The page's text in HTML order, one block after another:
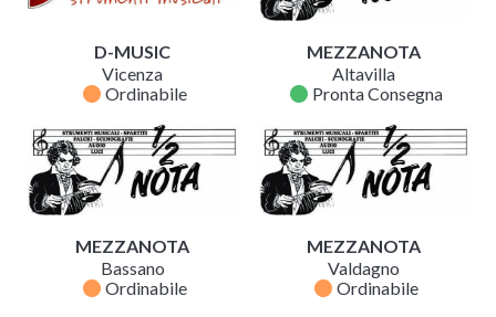
D-MUSIC
Vicenza
fiber_manual_record Ordinabile
MEZZANOTA
Altavilla
fiber_manual_record Pronta Consegna
MEZZANOTA
Bassano
fiber_manual_record Ordinabile
MEZZANOTA
Valdagno
fiber_manual_record Ordinabile